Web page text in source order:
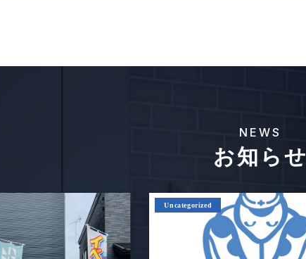
NEWS
お知らせ
Uncategorized